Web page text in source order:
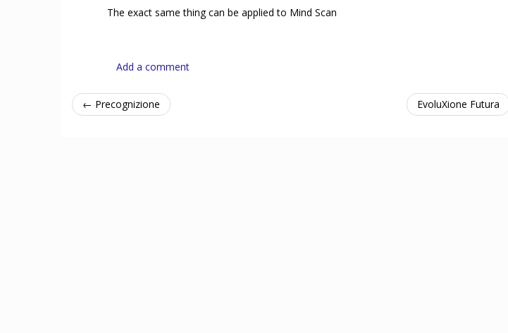
The exact same thing can be applied to Mind Scan
Add a comment
← Precognizione EvoluXione Futura